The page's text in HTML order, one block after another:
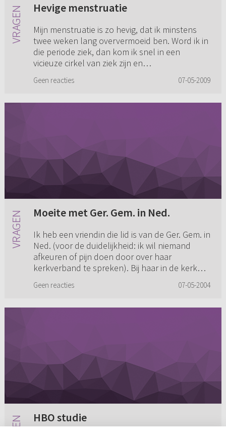
Hevige menstruatie
Mijn menstruatie is zo hevig, dat ik minstens
twee weken lang oververmoeid ben. Word ik in
die periode ziek, dan kom ik snel in een
vicieuze cirkel van ziek zijn en
Geen reacties 07-05-2009
Moeite met Ger. Gem. in Ned.
Ik heb een vriendin die lid is van de Ger. Gem. in
Ned. (voor de duidelijkheid: ik wil niemand
afkeuren of pijn doen door over haar
kerkverband te spreken). Bij haar in de kerk
Geen reacties 07-05-2004
HBO studie